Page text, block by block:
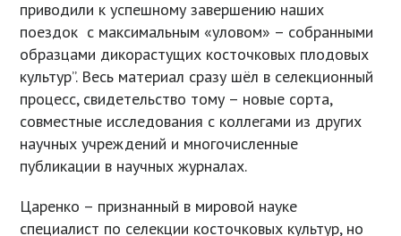
приводили к успешному завершению наших
поездок с максимальным «уловом» – собранными
образцами дикорастущих косточковых плодовых
культур”. Весь материал сразу шёл в селекционный
процесс, свидетельство тому – новые сорта,
совместные исследования с коллегами из других
научных учреждений и многочисленные
публикации в научных журналах.
Царенко – признанный в мировой науке
специалист по селекции косточковых культур, но